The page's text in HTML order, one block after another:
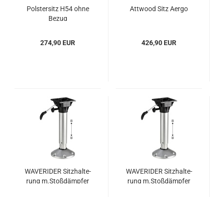
Pols­ter­sitz H54 ohne
Bezug
274,90 EUR
Att­wood Sitz Aergo
426,90 EUR
WA­VE­R­I­DER Sitz­hal­te­
rung m.Stoß­dämp­fer
WA­VE­R­I­DER Sitz­hal­te­
rung m.Stoß­dämp­fer